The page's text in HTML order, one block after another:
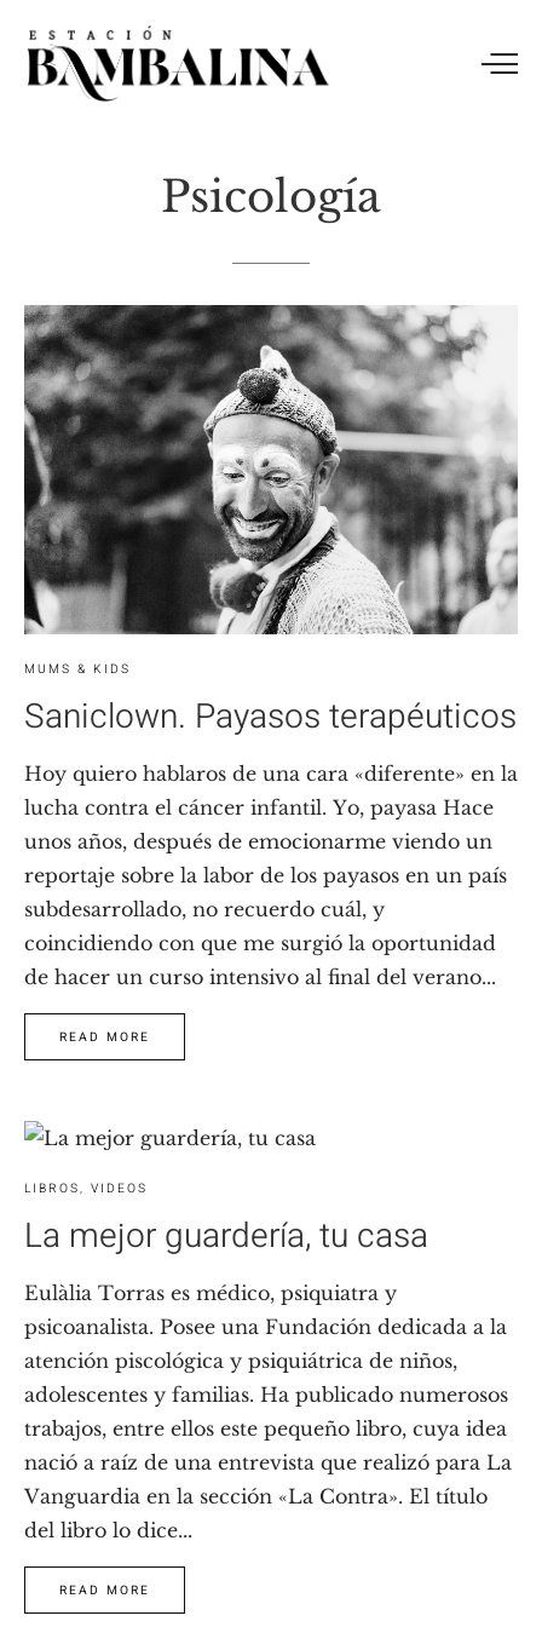
Psicología
MUMS & KIDS
Saniclown. Payasos terapéuticos
Hoy quiero hablaros de una cara «diferente» en la
lucha contra el cáncer infantil. Yo, payasa Hace
unos años, después de emocionarme viendo un
reportaje sobre la labor de los payasos en un país
subdesarrollado, no recuerdo cuál, y
coincidiendo con que me surgió la oportunidad
de hacer un curso intensivo al final del verano...
READ MORE
LIBROS, VIDEOS
La mejor guardería, tu casa
Eulàlia Torras es médico, psiquiatra y
psicoanalista. Posee una Fundación dedicada a la
atención piscológica y psiquiátrica de niños,
adolescentes y familias. Ha publicado numerosos
trabajos, entre ellos este pequeño libro, cuya idea
nació a raíz de una entrevista que realizó para La
Vanguardia en la sección «La Contra». El título
del libro lo dice...
READ MORE